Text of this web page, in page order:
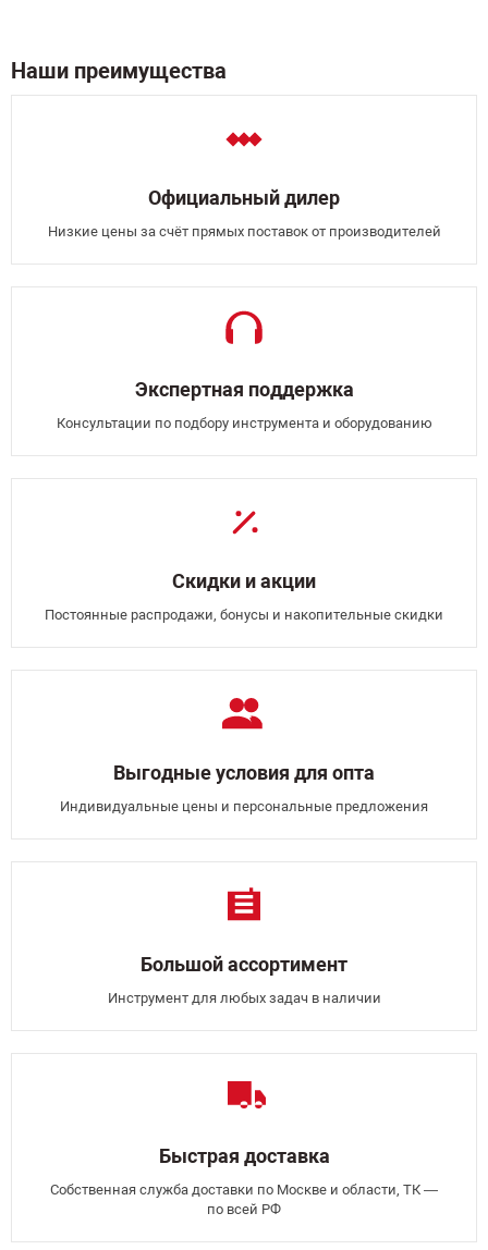
Наши преимущества
Официальный дилер
Низкие цены за счёт прямых поставок от производителей
Экспертная поддержка
Консультации по подбору инструмента и оборудованию
Скидки и акции
Постоянные распродажи, бонусы и накопительные скидки
Выгодные условия для опта
Индивидуальные цены и персональные предложения
Большой ассортимент
Инструмент для любых задач в наличии
Быстрая доставка
Собственная служба доставки по Москве и области, ТК —
по всей РФ